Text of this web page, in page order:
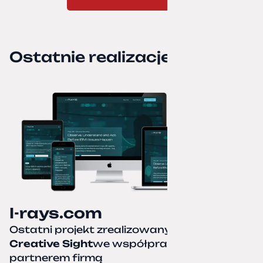
Ostatnie realizacje
I-rays.com
Ostatni projekt zrealizowany przez
Creative Sightwe współpracy z naszym
partnerem firmą